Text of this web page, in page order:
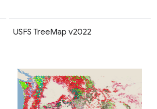
USFS TreeMap v2022